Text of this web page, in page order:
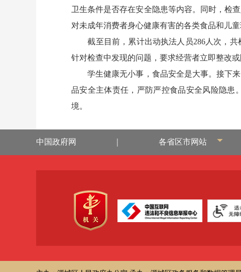
卫生条件是否存在安全隐患等内容。同时，检
对未成年消费者身心健康有害的各类食品和儿童
截至目前，累计出动执法人员286人次，共
针对检查中发现的问题，要求经营者立即整改或
学生健康无小事，食品安全是大事。接下来
品安全主体责任，严防严控食品安全风险隐患
境。
中国政府网 | 各省区市网站